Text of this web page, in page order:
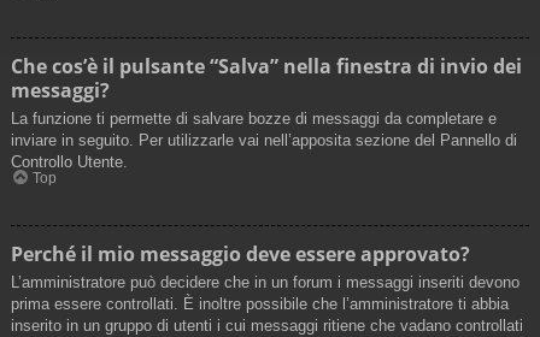
Che cos’è il pulsante “Salva” nella finestra di invio dei
messaggi?
La funzione ti permette di salvare bozze di messaggi da completare e
inviare in seguito. Per utilizzarle vai nell’apposita sezione del Pannello di
Controllo Utente.
Top
Perché il mio messaggio deve essere approvato?
L’amministratore può decidere che in un forum i messaggi inseriti devono
prima essere controllati. È inoltre possibile che l’amministratore ti abbia
inserito in un gruppo di utenti i cui messaggi ritiene che vadano controllati